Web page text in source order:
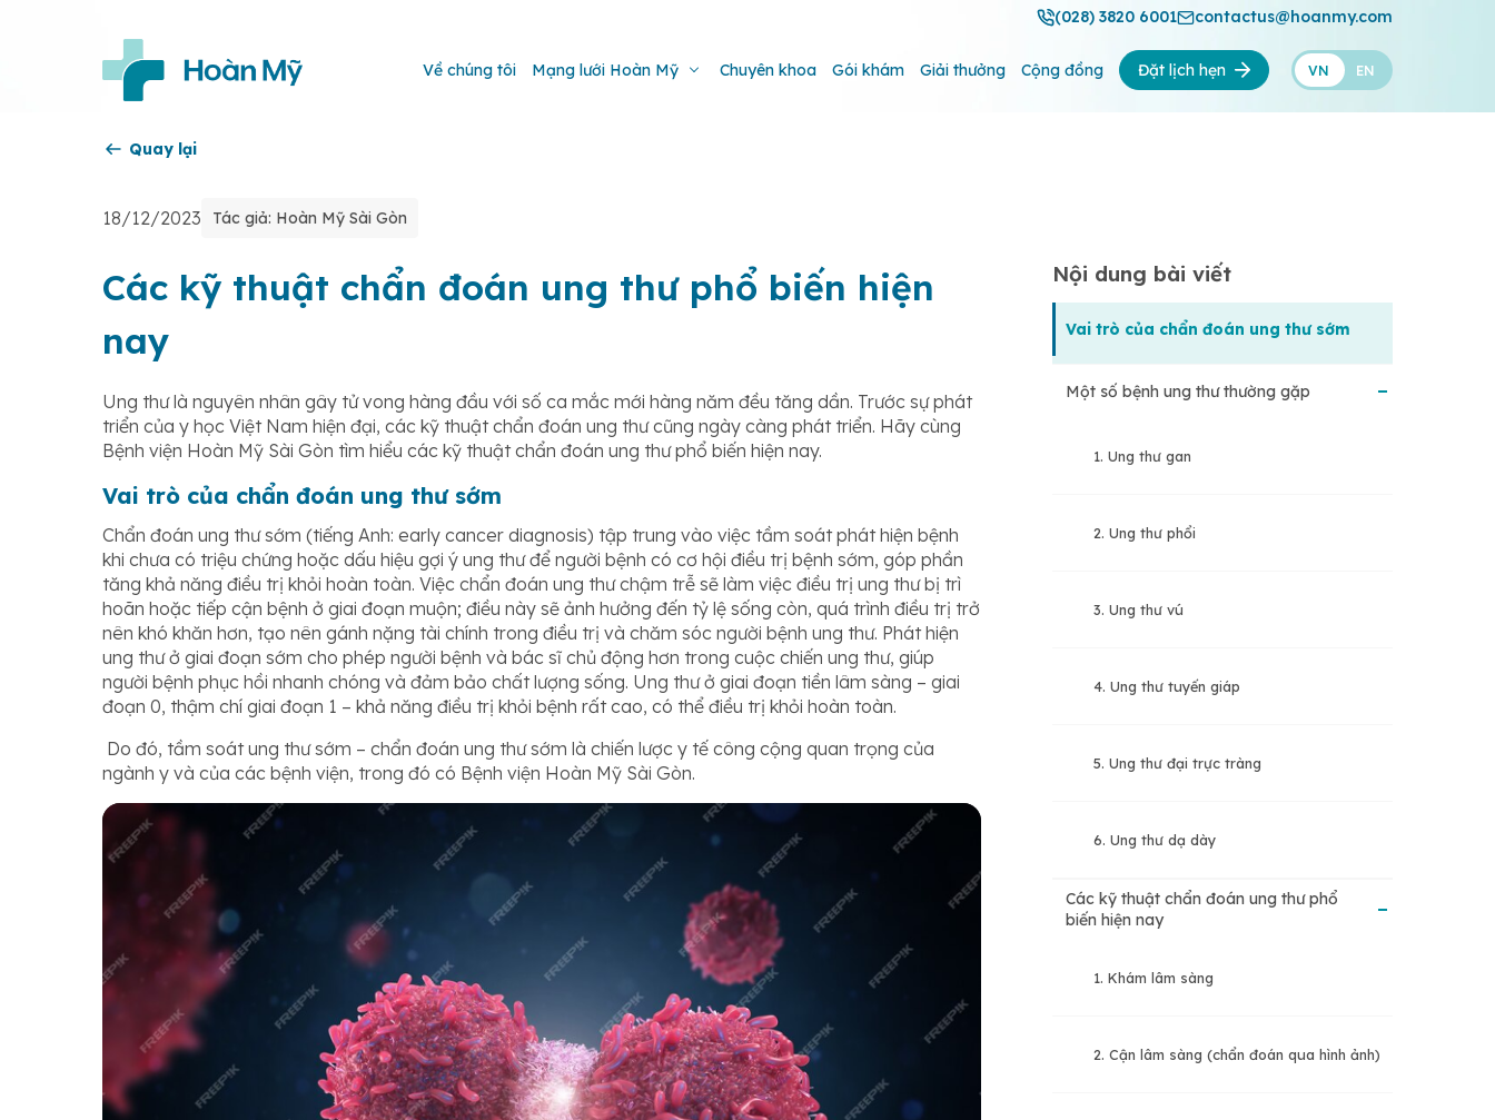
(028) 3820 6001 contactus@hoanmy.com
Về chúng tôi Mạng lưới Hoàn Mỹ Chuyên khoa Gói khám Giải thưởng Cộng đồng Đặt lịch hẹn VN EN
Quay lại
18/12/2023 Tác giả: Hoàn Mỹ Sài Gòn
Các kỹ thuật chẩn đoán ung thư phổ biến hiện
nay
Ung thư là nguyên nhân gây tử vong hàng đầu với số ca mắc mới hàng năm đều tăng dần. Trước sự phát
triển của y học Việt Nam hiện đại, các kỹ thuật chẩn đoán ung thư cũng ngày càng phát triển. Hãy cùng
Bệnh viện Hoàn Mỹ Sài Gòn tìm hiểu các kỹ thuật chẩn đoán ung thư phổ biến hiện nay.
Vai trò của chẩn đoán ung thư sớm
Chẩn đoán ung thư sớm (tiếng Anh: early cancer diagnosis) tập trung vào việc tầm soát phát hiện bệnh
khi chưa có triệu chứng hoặc dấu hiệu gợi ý ung thư để người bệnh có cơ hội điều trị bệnh sớm, góp phần
tăng khả năng điều trị khỏi hoàn toàn. Việc chẩn đoán ung thư chậm trễ sẽ làm việc điều trị ung thư bị trì
hoãn hoặc tiếp cận bệnh ở giai đoạn muộn; điều này sẽ ảnh hưởng đến tỷ lệ sống còn, quá trình điều trị trở
nên khó khăn hơn, tạo nên gánh nặng tài chính trong điều trị và chăm sóc người bệnh ung thư. Phát hiện
ung thưở giai đoạn sớm cho phép người bệnh và bác sĩ chủ động hơn trong cuộc chiến ung thư, giúp
người bệnh phục hồi nhanh chóng và đảm bảo chất lượng sống. Ung thư ở giai đoạn tiền lâm sàng – giai
đoạn 0, thậm chí giai đoạn 1 – khả năng điều trị khỏi bệnh rất cao, có thể điều trị khỏi hoàn toàn.
Do đó, tầm soát ung thư sớm – chẩn đoán ung thư sớm là chiến lược y tế công cộng quan trọng của
ngành y và của các bệnh viện, trong đó có Bệnh viện Hoàn Mỹ Sài Gòn.
Nội dung bài viết
Vai trò của chẩn đoán ung thư sớm
Một số bệnh ung thư thường gặp
1. Ung thư gan
2. Ung thư phổi
3. Ung thư vú
4. Ung thư tuyến giáp
5. Ung thư đại trực tràng
6. Ung thư dạ dày
Các kỹ thuật chẩn đoán ung thư phổ
biến hiện nay
1. Khám lâm sàng
2. Cận lâm sàng (chẩn đoán qua hình ảnh)